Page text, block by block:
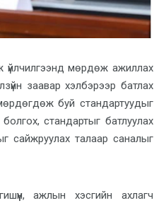
үйлчилгээнд мөрдөж ажиллах
заавар хэлбэрээр батлах
буй стандартуудыг
стандартыг батлуулах
сайжруулах талаар саналыг
ажлын хэсгийн ахлагч